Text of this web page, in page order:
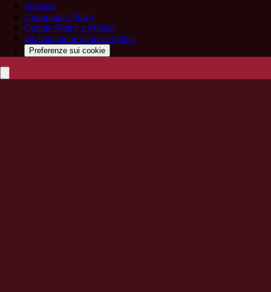
Sitemap
Community Policy
Cookie Policy e Privacy
Dichiarazione di accessibilità
Preferenze sui cookie